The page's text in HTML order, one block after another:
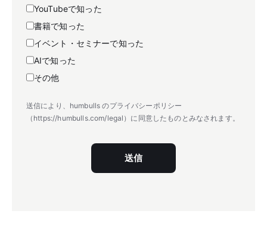
YouTubeで知った
書籍で知った
イベント・セミナーで知った
AIで知った
その他
送信により、humbulls のプライバシーポリシー
（https://humbulls.com/legal）に同意したものとみなされます。